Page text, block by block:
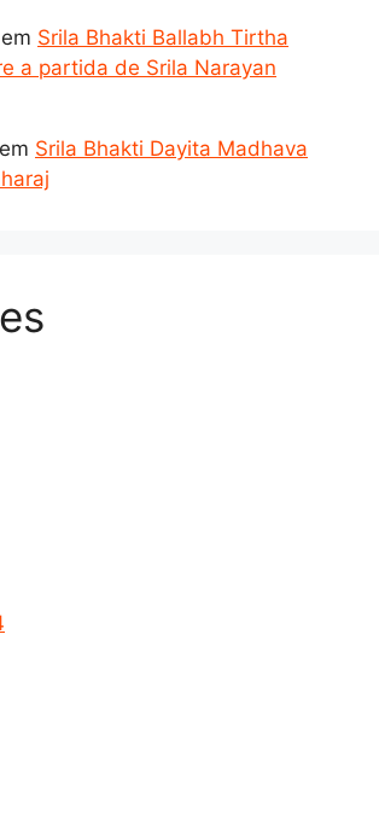
em Srila Bhakti Ballabh Tirtha
a partida de Srila Narayan
em Srila Bhakti Dayita Madhava